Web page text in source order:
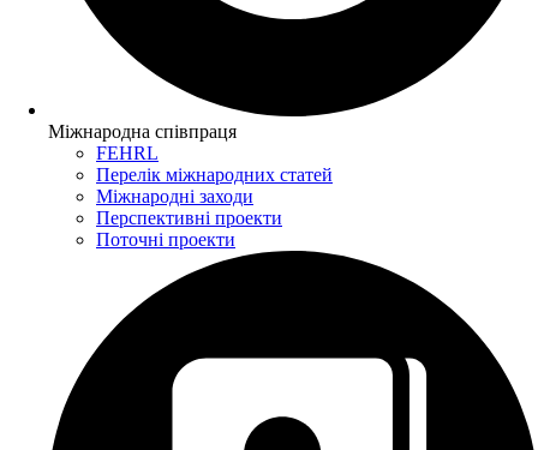
Міжнародна співпраця
FEHRL
Перелік міжнародних статей
Міжнародні заходи
Перспективні проекти
Поточні проекти